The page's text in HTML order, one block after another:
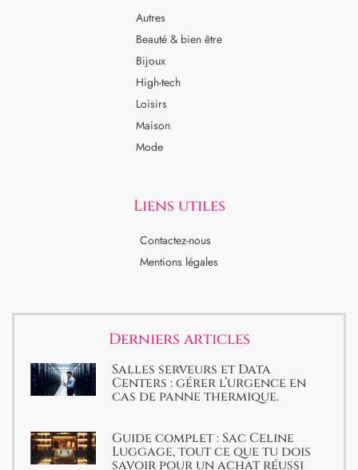
Autres
Beauté & bien être
Bijoux
High-tech
Loisirs
Maison
Mode
Liens utiles
Contactez-nous
Mentions légales
Derniers articles
Salles serveurs et Data
Centers : gérer l’urgence en
cas de panne thermique.
Guide complet : Sac Celine
Luggage, tout ce que tu dois
savoir pour un achat réussi